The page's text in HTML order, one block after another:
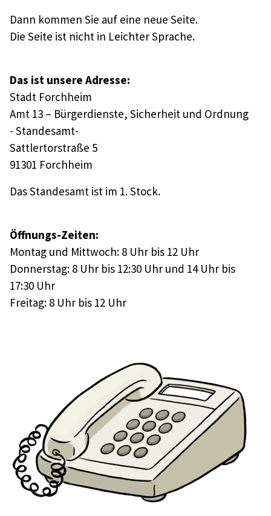
Dann kommen Sie auf eine neue Seite.
Die Seite ist nicht in Leichter Sprache.
Das ist unsere Adresse:
Stadt Forchheim
Amt 13 – Bürgerdienste, Sicherheit und Ordnung
- Standesamt-
Sattlertorstraße 5
91301 Forchheim
Das Standesamt ist im 1. Stock.
Öffnungs-Zeiten:
Montag und Mittwoch: 8 Uhr bis 12 Uhr
Donnerstag: 8 Uhr bis 12:30 Uhr und 14 Uhr bis
17:30 Uhr
Freitag: 8 Uhr bis 12 Uhr